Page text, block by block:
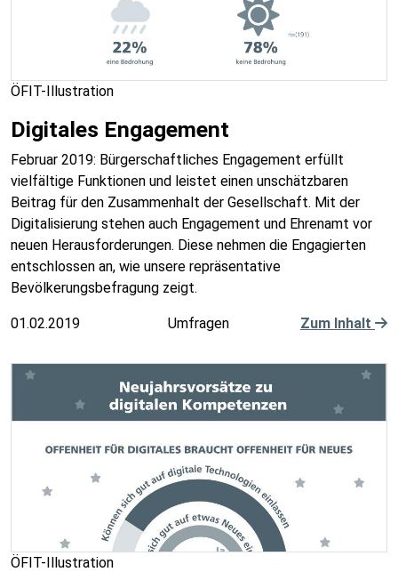
ÖFIT-Illustration
Digitales Engagement
Februar 2019: Bürgerschaftliches Engagement erfüllt
vielfältige Funktionen und leistet einen unschätzbaren
Beitrag für den Zusammenhalt der Gesellschaft. Mit der
Digitalisierung stehen auch Engagement und Ehrenamt vor
neuen Herausforderungen. Diese nehmen die Engagierten
entschlossen an, wie unsere repräsentative
Bevölkerungsbefragung zeigt.
01.02.2019 Umfragen Zum Inhalt
ÖFIT-Illustration